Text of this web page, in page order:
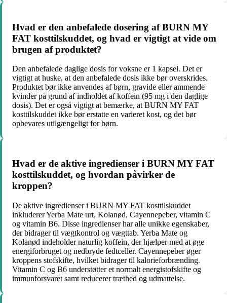
Hvad er den anbefalede dosering af BURN MY
FAT kosttilskuddet, og hvad er vigtigt at vide om
brugen af produktet?
Den anbefalede daglige dosis for voksne er 1 kapsel. Det er
vigtigt at huske, at den anbefalede dosis ikke bør overskrides.
Produktet bør ikke anvendes af børn, gravide eller ammende
kvinder på grund af indholdet af koffein (95 mg i den daglige
dosis). Det er også vigtigt at bemærke, at BURN MY FAT
kosttilskuddet ikke bør erstatte en varieret kost, og det bør
opbevares utilgængeligt for børn.
Hvad er de aktive ingredienser i BURN MY FAT
kosttilskuddet, og hvordan påvirker de
kroppen?
De aktive ingredienser i BURN MY FAT kosttilskuddet
inkluderer Yerba Mate urt, Kolanød, Cayennepeber, vitamin C
og vitamin B6. Disse ingredienser har alle unikke egenskaber,
der bidrager til vægtkontrol og vægttab. Yerba Mate og
Kolanød indeholder naturlig koffein, der hjælper med at øge
energiforbruget og nedbryde fedtceller. Cayennepeber øger
kroppens stofskifte, hvilket bidrager til kalorieforbrænding.
Vitamin C og B6 understøtter et normalt energistofskifte og
immunforsvaret samt reducerer træthed og udmattelse.